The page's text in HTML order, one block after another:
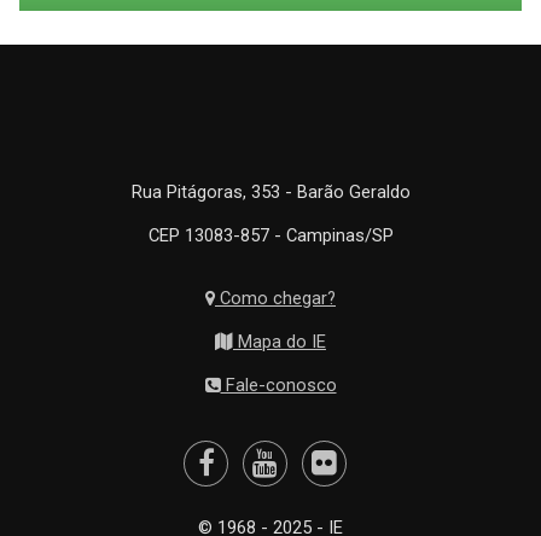
Rua Pitágoras, 353 - Barão Geraldo
CEP 13083-857 - Campinas/SP
Como chegar?
Mapa do IE
Fale-conosco
© 1968 - 2025 - IE